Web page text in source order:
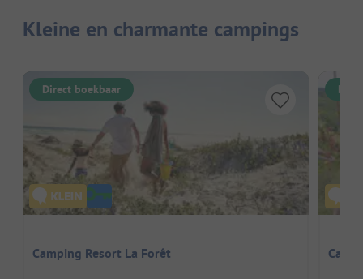
Kleine en charmante campings
Direct boekbaar
Camping Resort La Forêt